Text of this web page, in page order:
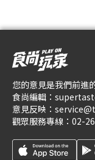
您的意見是我們前進
食尚編輯：
意見反映：
觀眾服務專線： 02-